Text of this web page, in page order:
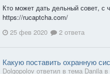
Кто может дать дельный совет, с
https://rucaptcha.com/
25 фев 2020
2 ответа
Какую поставить охранную
Dolgopolov ответил в тема Danila в